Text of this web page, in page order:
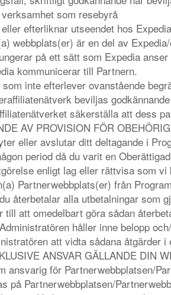
som resebyrå
efterliknar utseendet hos
webbplats(er) är en del av
på ett sätt som Expedia
kommunicerar till Partnern.
inte efterlever ovanstående
beviljas
säkerställa att dess
AV PROVISION FÖR
eller avslutar ditt deltagande i
period då du varit en
enligt lag eller rättvisa som
Partnerwebbplats(er) från
återbetalar alla utbetalningar som
till att omedelbart göra sådan
håller inne belopp
att vidta sådana åtgärder
ANSVAR GÄLLANDE DIN
för Partnerwebbplatsen/
på Partnerwebbplatsen/